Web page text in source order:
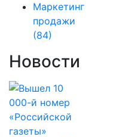
Маркетинг
продажи
(84)
Новости